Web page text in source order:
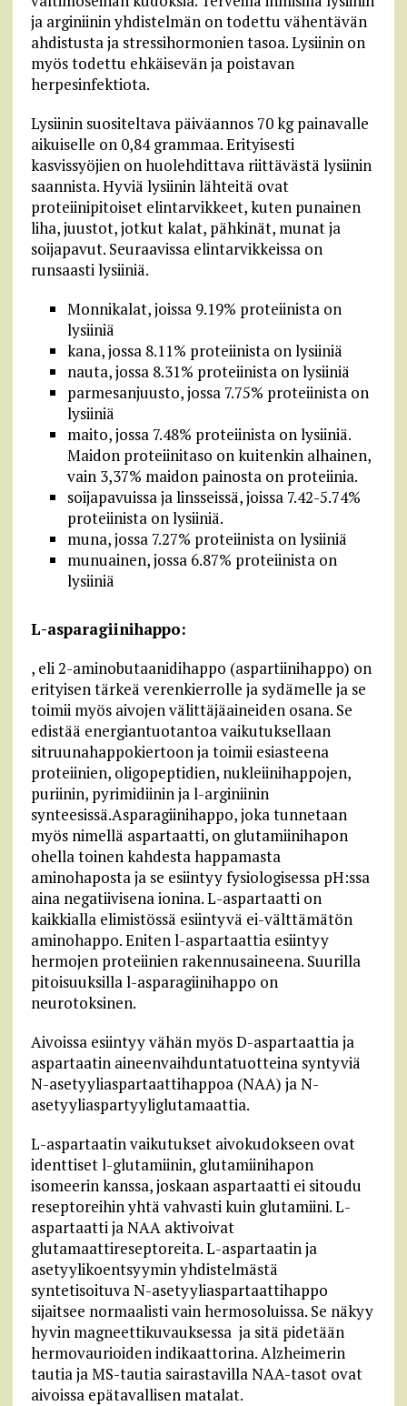
ja arginiinin yhdistelmän on todettu vähentävän
ahdistusta ja stressihormonien tasoa. Lysiinin on
myös todettu ehkäisevän ja poistavan
herpesinfektiota.
Lysiinin suositeltava päiväannos 70 kg painavalle
aikuiselle on 0,84 grammaa. Erityisesti
kasvissyöjien on huolehdittava riittävästä lysiinin
saannista. Hyviä lysiinin lähteitä ovat
proteiinipitoiset elintarvikkeet, kuten punainen
liha, juustot, jotkut kalat, pähkinät, munat ja
soijapavut. Seuraavissa elintarvikkeissa on
runsaasti lysiiniä.
Monnikalat, joissa 9.19% proteiinista on
lysiiniä
kana, jossa 8.11% proteiinista on lysiiniä
nauta, jossa 8.31% proteiinista on lysiiniä
parmesanjuusto, jossa 7.75% proteiinista on
lysiiniä
maito, jossa 7.48% proteiinista on lysiiniä.
Maidon proteiinitaso on kuitenkin alhainen,
vain 3,37% maidon painosta on proteiinia.
soijapavuissa ja linsseissä, joissa 7.42-5.74%
proteiinista on lysiiniä.
muna, jossa 7.27% proteiinista on lysiiniä
munuainen, jossa 6.87% proteiinista on
lysiiniä
L-asparagiinihappo:
, eli 2-aminobutaanidihappo (aspartiinihappo) on
erityisen tärkeä verenkierrolle ja sydämelle ja se
toimii myös aivojen välittäjäaineiden osana. Se
edistää energiantuotantoa vaikutuksellaan
sitruunahappokiertoon ja toimii esiasteena
proteiinien, oligopeptidien, nukleiinihappojen,
puriinin, pyrimidiinin ja l-arginiinin
synteesissä.Asparagiinihappo, joka tunnetaan
myös nimellä aspartaatti, on glutamiinihapon
ohella toinen kahdesta happamasta
aminohaposta ja se esiintyy fysiologisessa pH:ssa
aina negatiivisena ionina. L-aspartaatti on
kaikkialla elimistössä esiintyvä ei-välttämätön
aminohappo. Eniten l-aspartaattia esiintyy
hermojen proteiinien rakennusaineena. Suurilla
pitoisuuksilla l-asparagiinihappo on
neurotoksinen.
Aivoissa esiintyy vähän myös D-aspartaattia ja
aspartaatin aineenvaihduntatuotteina syntyviä
N-asetyyliaspartaattihappoa (NAA) ja N-
asetyyliaspartyyliglutamaattia.
L-aspartaatin vaikutukset aivokudokseen ovat
identtiset l-glutamiinin, glutamiinihapon
isomeerin kanssa, joskaan aspartaatti ei sitoudu
reseptoreihin yhtä vahvasti kuin glutamiini. L-
aspartaatti ja NAA aktivoivat
glutamaattireseptoreita. L-aspartaatin ja
asetyylikoentsyymin yhdistelmästä
syntetisoituva N-asetyyliaspartaattihappo
sijaitsee normaalisti vain hermosoluissa. Se näkyy
hyvin magneettikuvauksessa ja sitä pidetään
hermovaurioiden indikaattorina. Alzheimerin
tautia ja MS-tautia sairastavilla NAA-tasot ovat
aivoissa epätavallisen matalat.